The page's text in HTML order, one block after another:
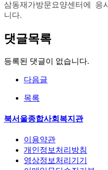
삼동재가방문요양센터에 응
니다.
댓글목록
등록된 댓글이 없습니다.
다음글
목록
북서울종합사회복지관
이용약관
개인정보처리방침
영상정보처리기기